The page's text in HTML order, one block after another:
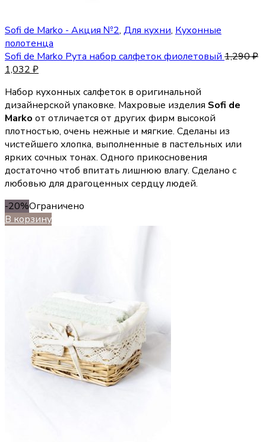
Sofi de Marko - Акция №2, Для кухни, Кухонные
полотенца
Sofi de Marko Рута набор салфеток фиолетовый 1,290₽
1,032 ₽
Набор кухонных салфеток в оригинальной
дизайнерской упаковке. Махровые изделия Sofi de
Marko от отличается от других фирм высокой
плотностью, очень нежные и мягкие. Сделаны из
чистейшего хлопка, выполненные в пастельных или
ярких сочных тонах. Одного прикосновения
достаточно чтоб впитать лишнюю влагу. Сделано с
любовью для драгоценных сердцу людей.
-20%Ограничено
В корзину